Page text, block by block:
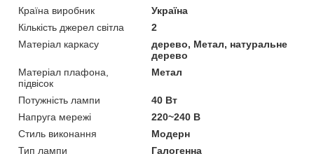
Країна виробник
Україна
Кількість джерел світла
2
Матеріал каркасу
дерево, Метал, натуральне
дерево
Матеріал плафона,
підвісок
Метал
Потужність лампи
40 Вт
Напруга мережі
220~240 В
Стиль виконання
Модерн
Тип лампи
Галогенна